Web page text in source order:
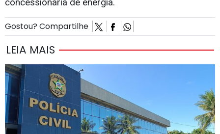
concessionária de energia.
Gostou? Compartilhe
LEIA MAIS